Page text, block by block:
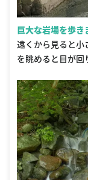
巨大な岩場を歩き
遠くから見ると小
を眺めると目が回